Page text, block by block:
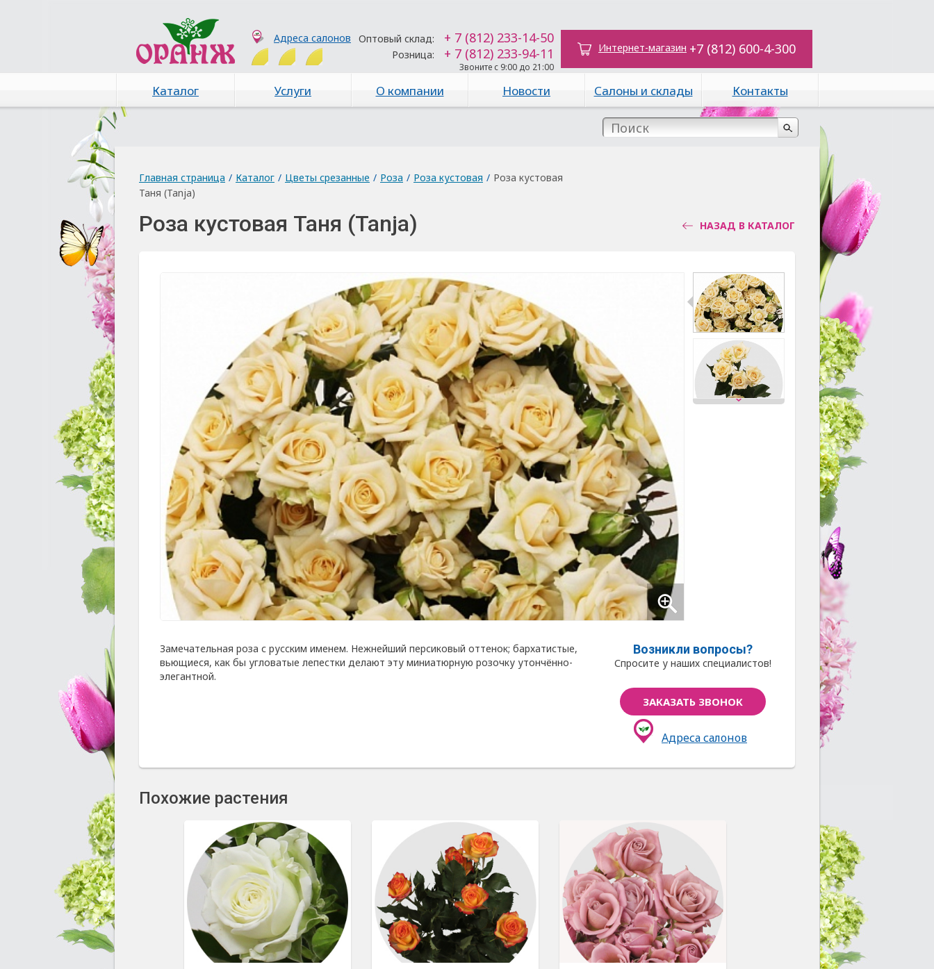
Адреса салонов Оптовый склад: + 7 (812) 233-14-50
Розница: + 7 (812) 233-94-11
Звоните с 9:00 до 21:00
Интернет-магазин +7 (812) 600-4-300
Каталог Услуги О компании Новости Салоны и склады Контакты
Главная страница / Каталог / Цветы срезанные / Роза / Роза кустовая / Роза кустовая
Таня (Tanja)
Роза кустовая Таня (Tanja) НАЗАД В КАТАЛОГ
Замечательная роза с русским именем. Нежнейший персиковый оттенок; бархатистые,
вьющиеся, как бы угловатые лепестки делают эту миниатюрную розочку утончённо-
элегантной.
Возникли вопросы?
Спросите у наших специалистов!
ЗАКАЗАТЬ ЗВОНОК
Адреса салонов
Похожие растения